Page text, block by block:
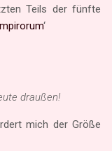
Teils der fünfte
‘
draußen!
mich der Größe